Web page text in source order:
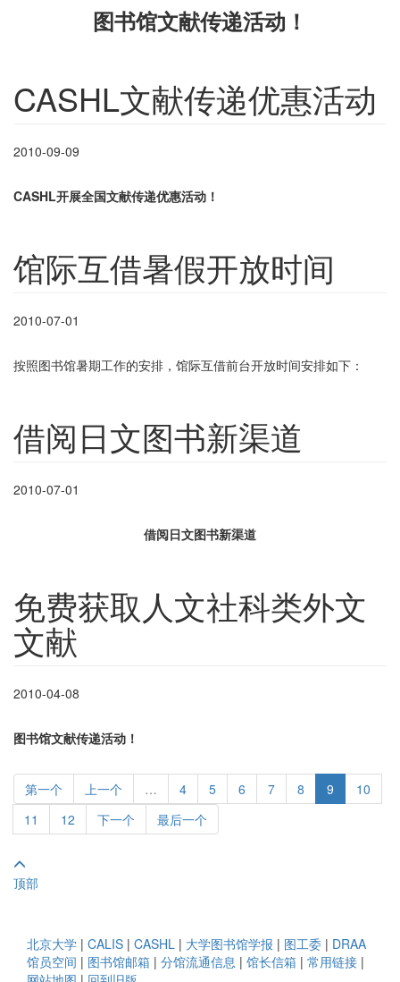
图书馆文献传递活动！
CASHL文献传递优惠活动
2010-09-09
CASHL开展全国文献传递优惠活动！
馆际互借暑假开放时间
2010-07-01
按照图书馆暑期工作的安排，馆际互借前台开放时间安排如下：
借阅日文图书新渠道
2010-07-01
借阅日文图书新渠道
免费获取人文社科类外文
文献
2010-04-08
图书馆文献传递活动！
第一个 上一个 … 4 5 6 7 8 9
10
11
12 下一个 最后一个
顶部
北京大学 | CALIS | CASHL | 大学图书馆学报 | 图工委 | DRAA
馆员空间 | 图书馆邮箱 | 分馆流通信息 | 馆长信箱 | 常用链接 |